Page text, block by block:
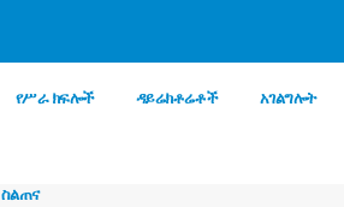
የሥራ ክፍሎች ዳይሬክቶሬቶች አገልግሎት
ስልጠና